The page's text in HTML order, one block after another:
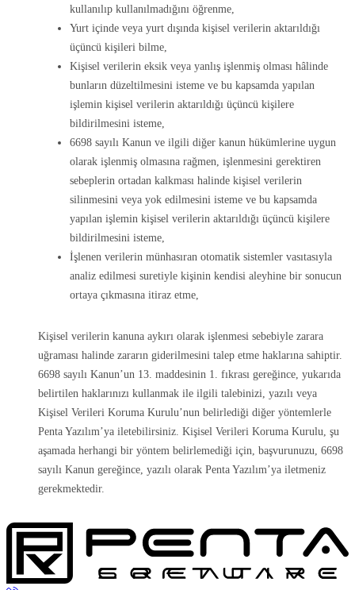
kullanılıp kullanılmadığını öğrenme,
Yurt içinde veya yurt dışında kişisel verilerin aktarıldığı
üçüncü kişileri bilme,
Kişisel verilerin eksik veya yanlış işlenmiş olması hâlinde
bunların düzeltilmesini isteme ve bu kapsamda yapılan
işlemin kişisel verilerin aktarıldığı üçüncü kişilere
bildirilmesini isteme,
6698 sayılı Kanun ve ilgili diğer kanun hükümlerine uygun
olarak işlenmiş olmasına rağmen, işlenmesini gerektiren
sebeplerin ortadan kalkması halinde kişisel verilerin
silinmesini veya yok edilmesini isteme ve bu kapsamda
yapılan işlemin kişisel verilerin aktarıldığı üçüncü kişilere
bildirilmesini isteme,
İşlenen verilerin münhasıran otomatik sistemler vasıtasıyla
analiz edilmesi suretiyle kişinin kendisi aleyhine bir sonucun
ortaya çıkmasına itiraz etme,
Kişisel verilerin kanuna aykırı olarak işlenmesi sebebiyle zarara
uğraması halinde zararın giderilmesini talep etme haklarına sahiptir.
6698 sayılı Kanun’un 13. maddesinin 1. fıkrası gereğince, yukarıda
belirtilen haklarınızı kullanmak ile ilgili talebinizi, yazılı veya
Kişisel Verileri Koruma Kurulu’nun belirlediği diğer yöntemlerle
Penta Yazılım’ya iletebilirsiniz. Kişisel Verileri Koruma Kurulu, şu
aşamada herhangi bir yöntem belirlemediği için, başvurunuzu, 6698
sayılı Kanun gereğince, yazılı olarak Penta Yazılım’ya iletmeniz
gerekmektedir.